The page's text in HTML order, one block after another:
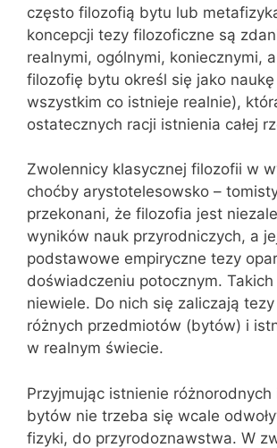
często filozofią bytu lub
koncepcji tezy filozoficzne są
realnymi, ogólnymi, koniecznymi,
filozofię bytu określ się jako
wszystkim co istnieje realnie),
ostatecznych racji istnienia całej
Zwolennicy klasycznej filozofii w
choćby arystotelesowsko –
przekonani, że filozofia jest
wyników nauk przyrodniczych, a
podstawowe empiryczne tezy
doświadczeniu potocznym.
niewiele. Do nich się zaliczają
różnych przedmiotów (bytów) i
w realnym świecie.
Przyjmując istnienie różnorodnych
bytów nie trzeba się wcale
fizyki, do przyrodoznawstwa. W